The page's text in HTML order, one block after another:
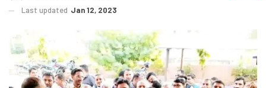
Last updated Jan 12, 2023